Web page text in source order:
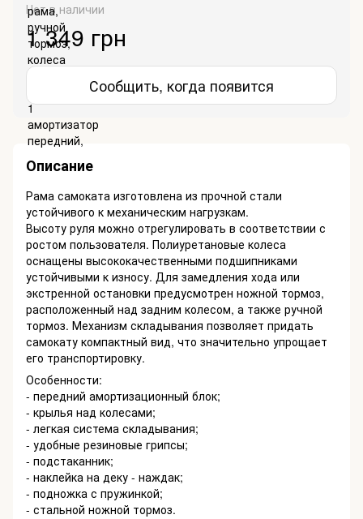
Нет в наличии
1 349 грн
Сообщить, когда появится
Описание
Рама самоката изготовлена из прочной стали
устойчивого к механическим нагрузкам.
Высоту руля можно отрегулировать в соответствии с
ростом пользователя. Полиуретановые колеса
оснащены высококачественными подшипниками
устойчивыми к износу. Для замедления хода или
экстренной остановки предусмотрен ножной тормоз,
расположенный над задним колесом, а также ручной
тормоз. Механизм складывания позволяет придать
самокату компактный вид, что значительно упрощает
его транспортировку.
Особенности:
- передний амортизационный блок;
- крылья над колесами;
- легкая система складывания;
- удобные резиновые грипсы;
- подстаканник;
- наклейка на деку - наждак;
- подножка с пружинкой;
- стальной ножной тормоз.